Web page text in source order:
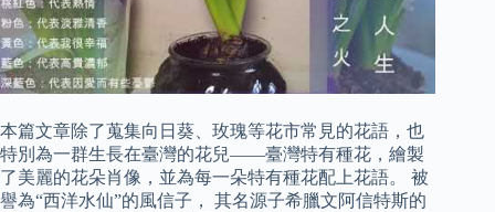
本篇文章除了蒐集向日葵、玫瑰等花市常見的花語，也
特別為一群生長在臺灣的花兒——臺灣特有種花，繪製
了美麗的花朵肖像，並為每一朵特有種花配上花語。 被
譽為“西洋水仙”的風信子， 其名源子希臘文阿信特斯的